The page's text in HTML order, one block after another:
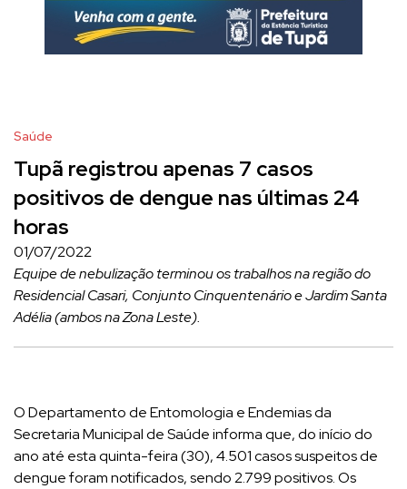
Saúde
Tupã registrou apenas 7 casos
positivos de dengue nas últimas 24
horas
01/07/2022
Equipe de nebulização terminou os trabalhos na região do
Residencial Casari, Conjunto Cinquentenário e Jardim Santa
Adélia (ambos na Zona Leste).
O Departamento de Entomologia e Endemias da
Secretaria Municipal de Saúde informa que, do início do
ano até esta quinta-feira (30), 4.501 casos suspeitos de
dengue foram notificados, sendo 2.799 positivos. Os